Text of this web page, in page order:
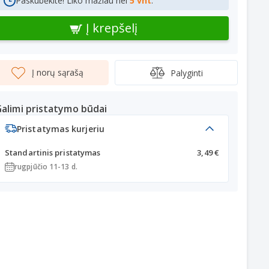
Į krepšelį
Į norų sąrašą Palyginti
pristatymo būdai
Pristatymas kurjeriu
Standartinis pristatymas 3,49 €
rugpjūčio 11-13 d.